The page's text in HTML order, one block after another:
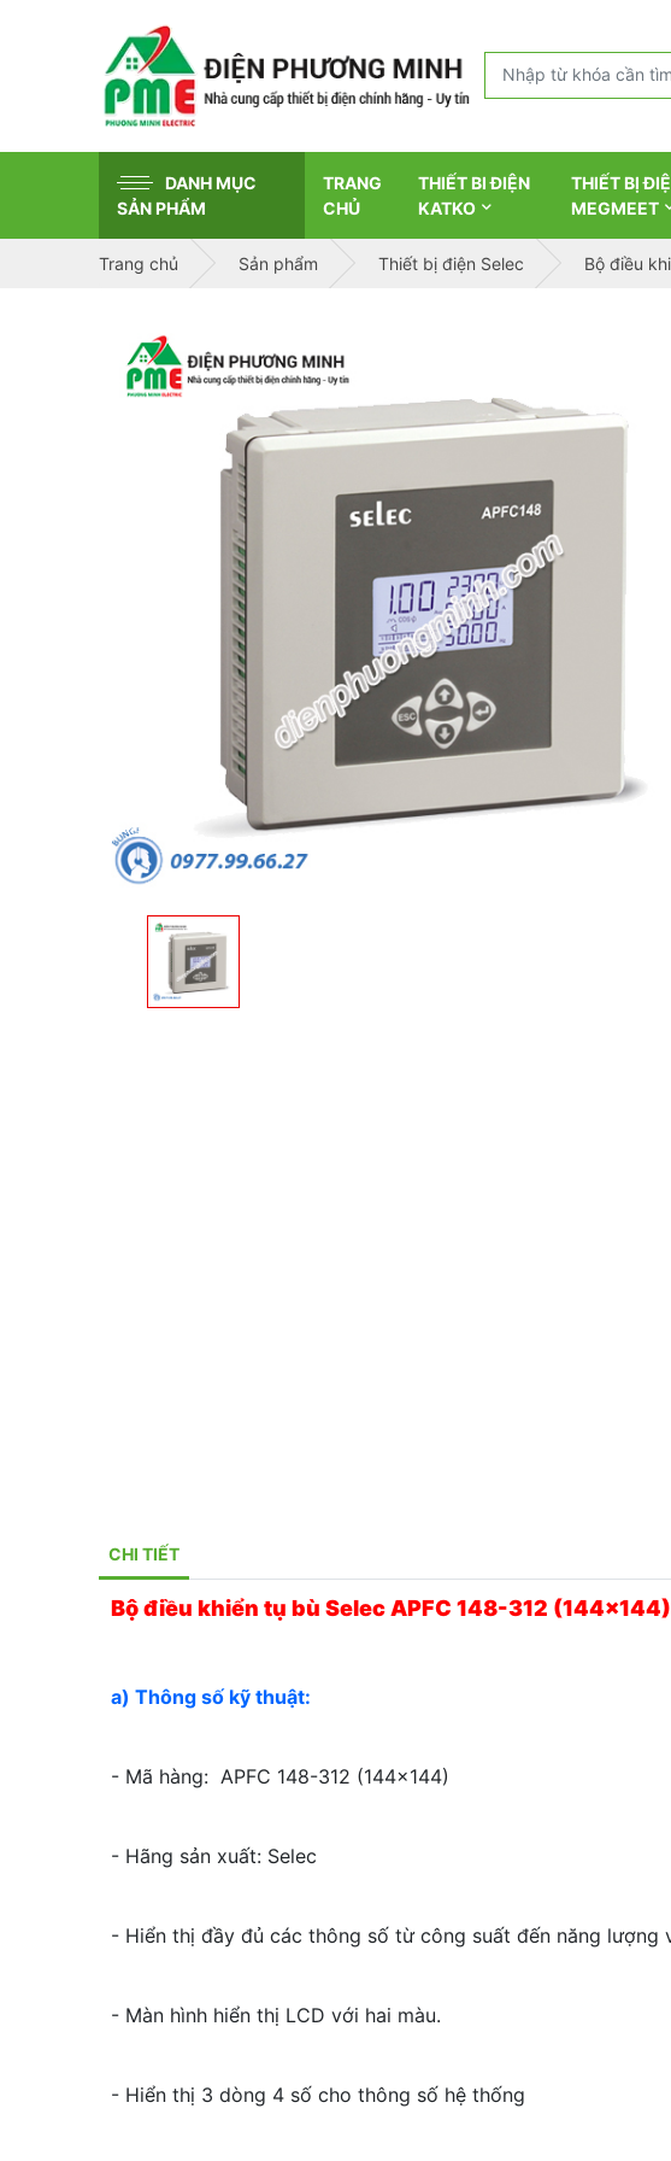
DANH MỤC
SẢN PHẨM
TRANG
CHỦ
THIẾT BI ĐIỆN
KATKO
THIẾT BỊ
MEGMEET
Trang chủ Sản phẩm Thiết bị điện Selec Bộ điều
CHI TIẾT
Bộ điều khiển tụ bù Selec APFC 148-312 (144x144)
a) Thông số kỹ thuật:
- Mã hàng: APFC 148-312 (144x144)
- Hãng sản xuất: Selec
- Hiển thị đầy đủ các thông số từ công suất đến năng lượng
- Màn hình hiển thị LCD với hai màu.
- Hiển thị 3 dòng 4 số cho thông số hệ thống